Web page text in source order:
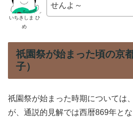
いちきしま ひ
め
せんよ～
祇園祭が始まった頃の京
子）
祇園祭が始まった時期については
が、通説的見解では西暦869年と